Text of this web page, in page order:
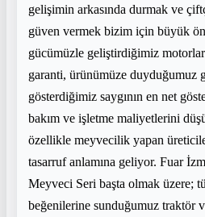
gelişimin arkasında durmak ve
güven vermek bizim için büyük
gücümüzle geliştirdiğimiz
garanti, ürünümüze duyduğumuz
gösterdiğimiz saygının en net
bakım ve işletme maliyetlerini
özellikle meyvecilik yapan
tasarruf anlamına geliyor. Fuar
Meyveci Seri başta olmak üzere;
beğenilerine sunduğumuz traktör